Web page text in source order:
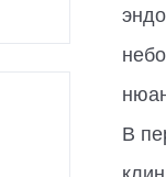
В